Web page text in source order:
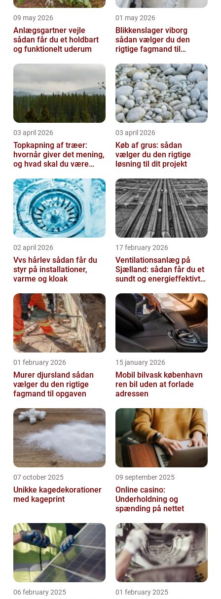
09 may 2026
Anlægsgartner vejle
sådan får du et holdbart
og funktionelt uderum
01 may 2026
Blikkenslager viborg
sådan vælger du den
rigtige fagmand til
03 april 2026
Topkapning af træer:
hvornår giver det mening,
og hvad skal du være
03 april 2026
Køb af grus: sådan
vælger du den rigtige
løsning til dit projekt
02 april 2026
Vvs hårlev sådan får du
styr på installationer,
varme og kloak
17 february 2026
Ventilationsanlæg på
Sjælland: sådan får du et
sundt og energieffektivt
01 february 2026
Murer djursland sådan
vælger du den rigtige
fagmand til opgaven
15 january 2026
Mobil bilvask københavn
ren bil uden at forlade
adressen
07 october 2025
Unikke kagedekorationer
med kageprint
09 september 2025
Online casino:
Underholdning og
spænding på nettet
06 february 2025 01 february 2025